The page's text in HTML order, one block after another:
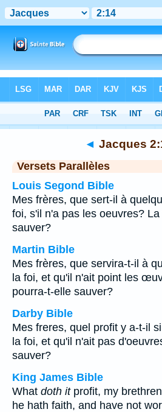
Chapitre 2 > Verset 14
◄ Jacques
Versets Parallèles
Louis Segond Bible
Mes frères, que sert-il à
foi, s'il n'a pas les oeuvres?
sauver?
Martin Bible
Mes frères, que servira-t-il à
la foi, et qu'il n'ait point les
pourra-t-elle sauver?
Darby Bible
Mes freres, quel profit y a-t-il
la foi, et qu'il n'ait pas
sauver?
King James Bible
What doth itprofit, my
he hath faith, and have not